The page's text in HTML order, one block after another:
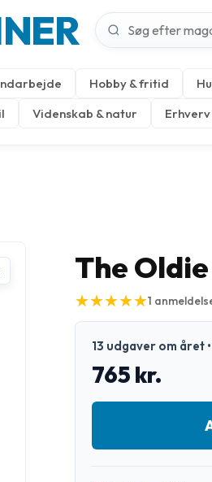
Hobby & fritid
Videnskab & natur Erhverv
The
★
★★
★★
★★
★★
★1
13 udgaver om året
765 kr.